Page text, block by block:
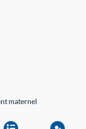
maternel